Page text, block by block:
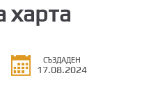
харта
СЪЗДАДЕН
17.08.2024